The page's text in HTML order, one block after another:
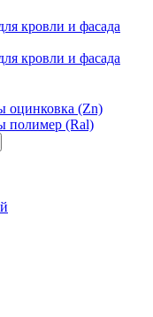
кровли и фасада
кровли и фасада
оцинковка (Zn)
полимер (Ral)